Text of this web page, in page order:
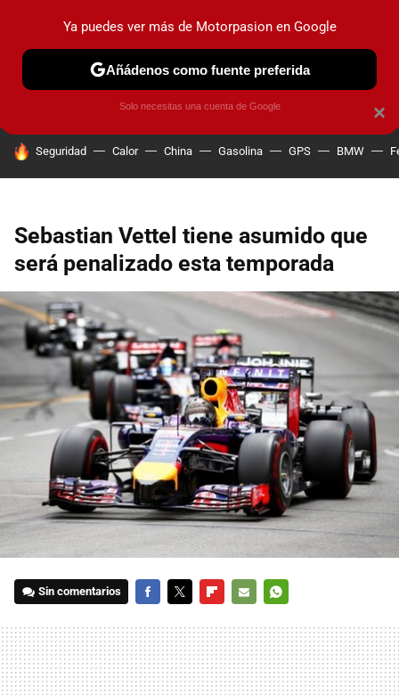
PRUEBAS COCHES ELÉCTRICOS OBSERVATORIO
HOY SE HABLA DE
Seguridad Calor China Gasolina GPS BMW
Sebastian Vettel tiene asumido que
será penalizado esta temporada
Sin comentarios
MAIL
×
Ya puedes ver más de Motorpasion en Google
Añádenos como fuente preferida
Solo necesitas una cuenta de Google